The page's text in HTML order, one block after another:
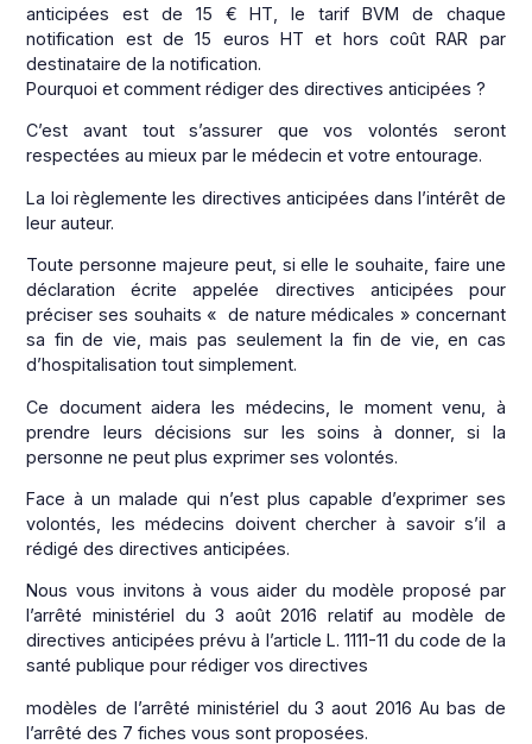
anticipées est de 15 € HT, le tarif BVM de chaque
notification est de 15 euros HT et hors coût RAR par
destinataire de la notification.
Pourquoi et comment rédiger des directives anticipées ?
C’est avant tout s’assurer que vos volontés seront
respectées au mieux par le médecin et votre entourage.
La loi règlemente les directives anticipées dans l’intérêt de
leur auteur.
Toute personne majeure peut, si elle le souhaite, faire une
déclaration écrite appelée directives anticipées pour
préciser ses souhaits « de nature médicales » concernant
sa fin de vie, mais pas seulement la fin de vie, en cas
d’hospitalisation tout simplement.
Ce document aidera les médecins, le moment venu, à
prendre leurs décisions sur les soins à donner, si la
personne ne peut plus exprimer ses volontés.
Face à un malade qui n’est plus capable d’exprimer ses
volontés, les médecins doivent chercher à savoir s’il a
rédigé des directives anticipées.
Nous vous invitons à vous aider du modèle proposé par
l’arrêté ministériel du 3 août 2016 relatif au modèle de
directives anticipées prévu à l’article L. 1111-11 du code de la
santé publique pour rédiger vos directives
modèles de l’arrêté ministériel du 3 aout 2016 Au bas de
l’arrêté des 7 fiches vous sont proposées.